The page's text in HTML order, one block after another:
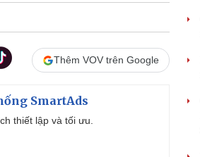
Thêm VOV trên Google
SmartAds
thiết lập và tối ưu.